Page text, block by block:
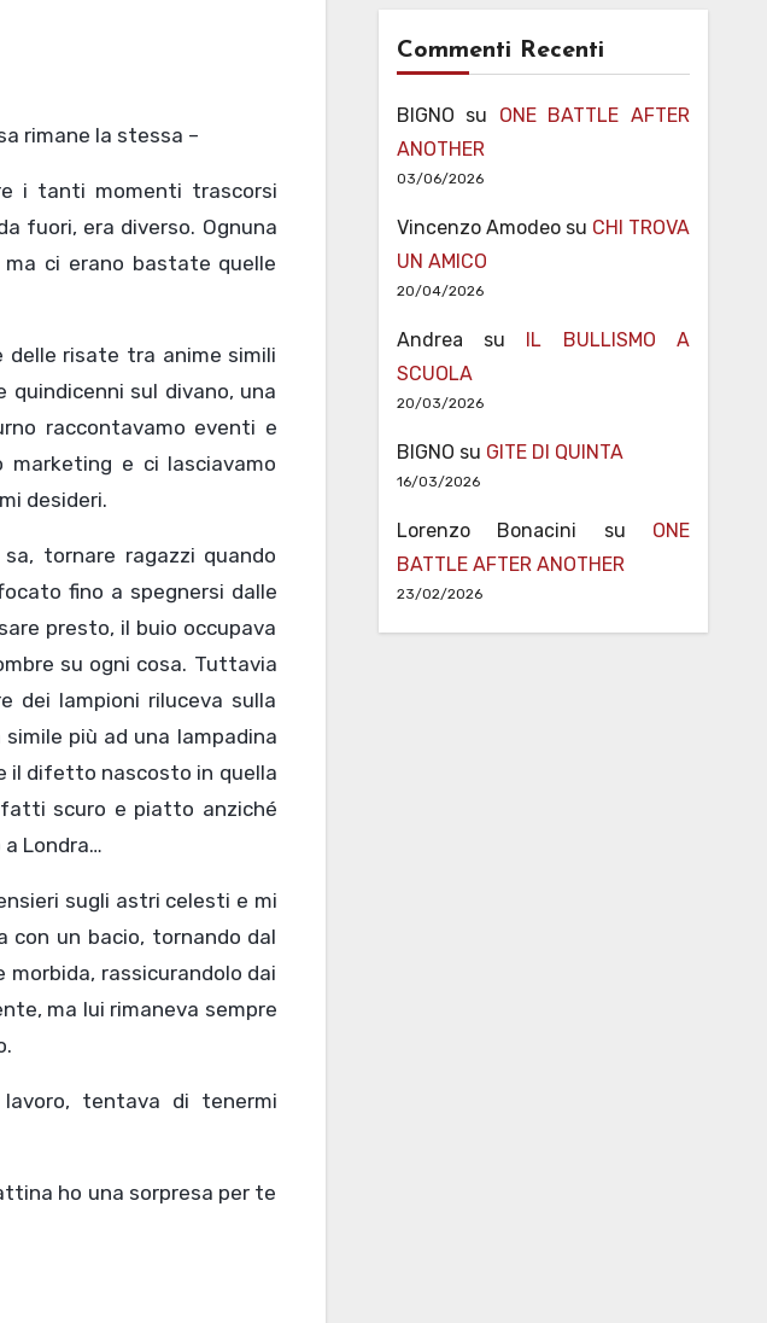
rimane la stessa –
i tanti momenti trascorsi
fuori, era diverso. Ognuna
ci erano bastate quelle
risate tra anime simili
sul divano, una
raccontavamo eventi e
marketing e ci lasciavamo
desideri.
tornare ragazzi quando
fino a spegnersi dalle
presto, il buio occupava
su ogni cosa. Tuttavia
dei lampioni riluceva sulla
più ad una lampadina
il difetto nascosto in quella
scuro e piatto anziché
Londra…
sugli astri celesti e mi
con un bacio, tornando dal
rassicurandolo dai
ma lui rimaneva sempre
lavoro, tentava di tenermi
ho una sorpresa per te
Commenti Recenti
BIGNO su ONE BATTLE AFTER
ANOTHER
03/06/2026
Vincenzo Amodeosu CHI TROVA
UN AMICO
20/04/2026
Andrea su
IL BULLISMO A
SCUOLA
20/03/2026
BIGNO su GITE DI QUINTA
16/03/2026
Lorenzo Bonacini su ONE
BATTLE AFTER ANOTHER
23/02/2026